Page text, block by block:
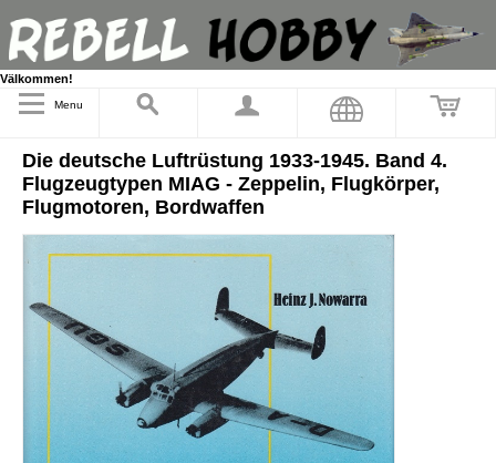
Välkommen!
Menu
Die deutsche Luftrüstung 1933-1945. Band 4.
Flugzeugtypen MIAG - Zeppelin, Flugkörper,
Flugmotoren, Bordwaffen